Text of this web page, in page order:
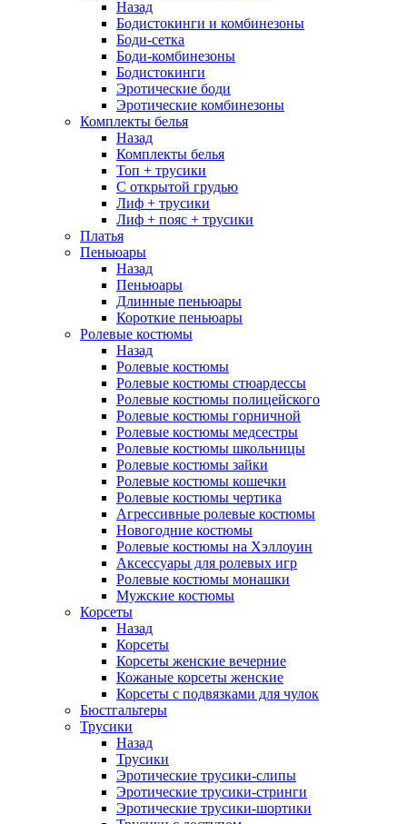
Назад
Бодистокинги и комбинезоны
Боди-сетка
Боди-комбинезоны
Бодистокинги
Эротические боди
Эротические комбинезоны
Комплекты белья
Назад
Комплекты белья
Топ + трусики
С открытой грудью
Лиф + трусики
Лиф + пояс + трусики
Платья
Пеньюары
Назад
Пеньюары
Длинные пеньюары
Короткие пеньюары
Ролевые костюмы
Назад
Ролевые костюмы
Ролевые костюмы стюардессы
Ролевые костюмы полицейского
Ролевые костюмы горничной
Ролевые костюмы медсестры
Ролевые костюмы школьницы
Ролевые костюмы зайки
Ролевые костюмы кошечки
Ролевые костюмы чертика
Агрессивные ролевые костюмы
Новогодние костюмы
Ролевые костюмы на Хэллоуин
Аксессуары для ролевых игр
Ролевые костюмы монашки
Мужские костюмы
Корсеты
Назад
Корсеты
Корсеты женские вечерние
Кожаные корсеты женские
Корсеты с подвязками для чулок
Бюстгальтеры
Трусики
Назад
Трусики
Эротические трусики-слипы
Эротические трусики-стринги
Эротические трусики-шортики